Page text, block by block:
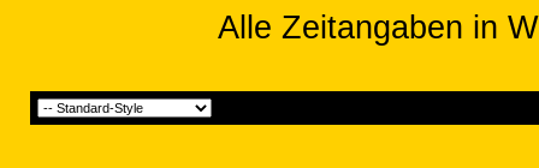
Alle Zeitangaben in